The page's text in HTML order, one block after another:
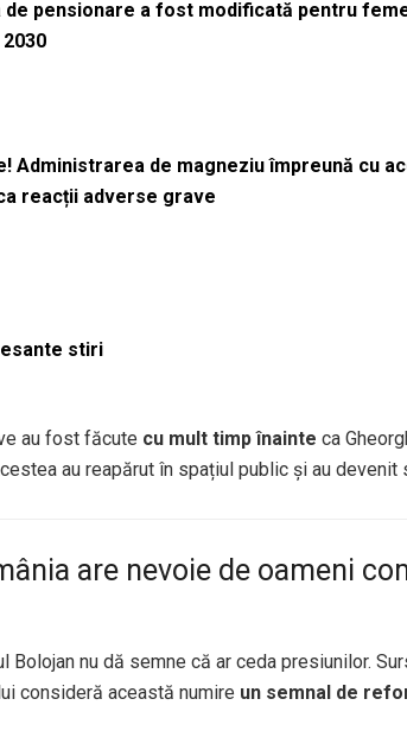
de pensionare a fost modificată pentru
Administrarea de magneziu împreună cu
reacții adverse grave
stiri
au fost făcute cu mult timp înainte ca
au reapărut în spațiul public și au
are nevoie de oameni
Bolojan nu dă semne că ar ceda presiunilor.
consideră această numire un semnal de